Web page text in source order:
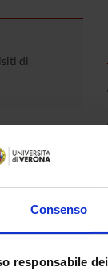
Consenso
responsabile
di